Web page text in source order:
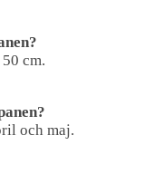
cm.
och maj.